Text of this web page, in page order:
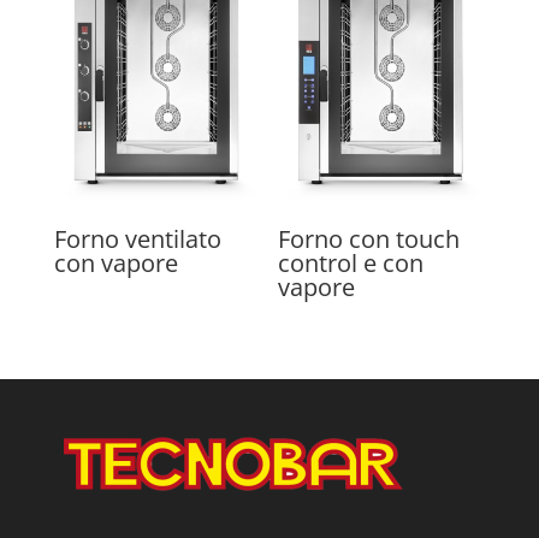
Forno ventilato
con vapore
Forno con touch
control e con
vapore